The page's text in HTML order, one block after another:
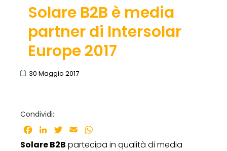
Solare B2B è media
partner di Intersolar
Europe 2017
30 Maggio 2017
Condividi:
Facebook
LinkedInTwitter
Email
Solare B2B partecipa in qualità di media